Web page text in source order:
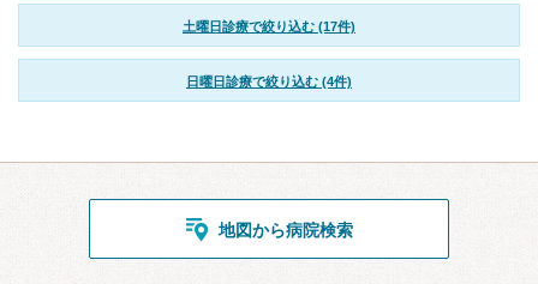
土曜日診療で絞り込む (17件)
日曜日診療で絞り込む (4件)
地図から病院検索